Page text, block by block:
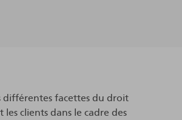
différentes facettes du droit
clients dans le cadre des